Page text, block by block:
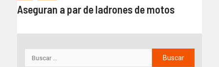
Aseguran a par de ladrones de motos